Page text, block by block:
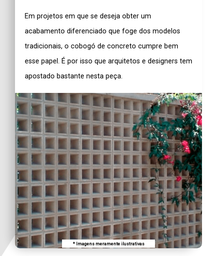
Em projetos em que se deseja obter um
acabamento diferenciado que foge dos modelos
tradicionais, o cobogó de concreto cumpre bem
esse papel. É por isso que arquitetos e designers tem
apostado bastante nesta peça.
* Imagens meramente ilustrativas